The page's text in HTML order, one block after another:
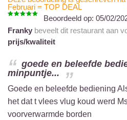
Februari = TOP DEAL
Beoordeeld op: 05/02/
Franky beveelt dit restaurant aan
prijs/kwaliteit
goede en beleefde
minpuntje...
Goede en beleefde bediening
het dat t vlees vlug koud werd
voorverwarmde borden